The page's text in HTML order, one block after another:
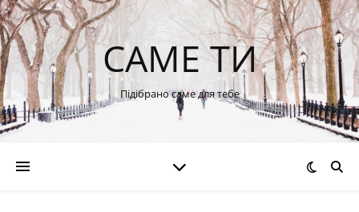
САМЕ ТИ
Підібрано саме для тебе